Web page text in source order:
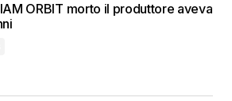
ORBIT morto il produttore aveva